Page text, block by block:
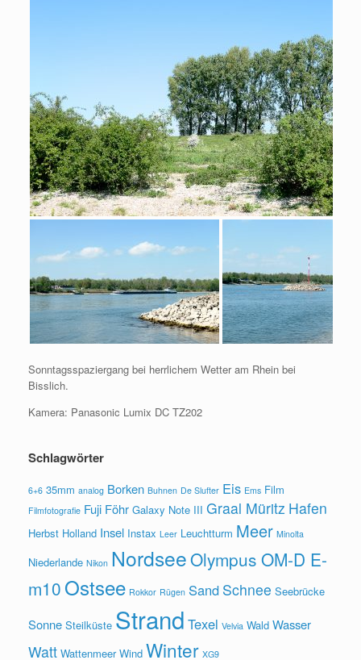
Sonntagsspaziergang bei herrlichem Wetter am Rhein bei
Bisslich.
Kamera: Panasonic Lumix DC TZ202
Schlagwörter
6+6 35mm analog Borken Buhnen De Slufter Eis Ems Film
Filmfotografie Fuji Föhr Galaxy Note III Graal Müritz Hafen
Herbst Holland Insel Instax Leer Leuchtturm Meer Minolta
Niederlande Nikon NordseeOlympus OM-D E-
m10 Ostsee Rokkor Rügen Sand Schnee Seebrücke
Sonne Steilküste Strand Texel Velvia Wald Wasser
Watt Wattenmeer Wind Winter XG9